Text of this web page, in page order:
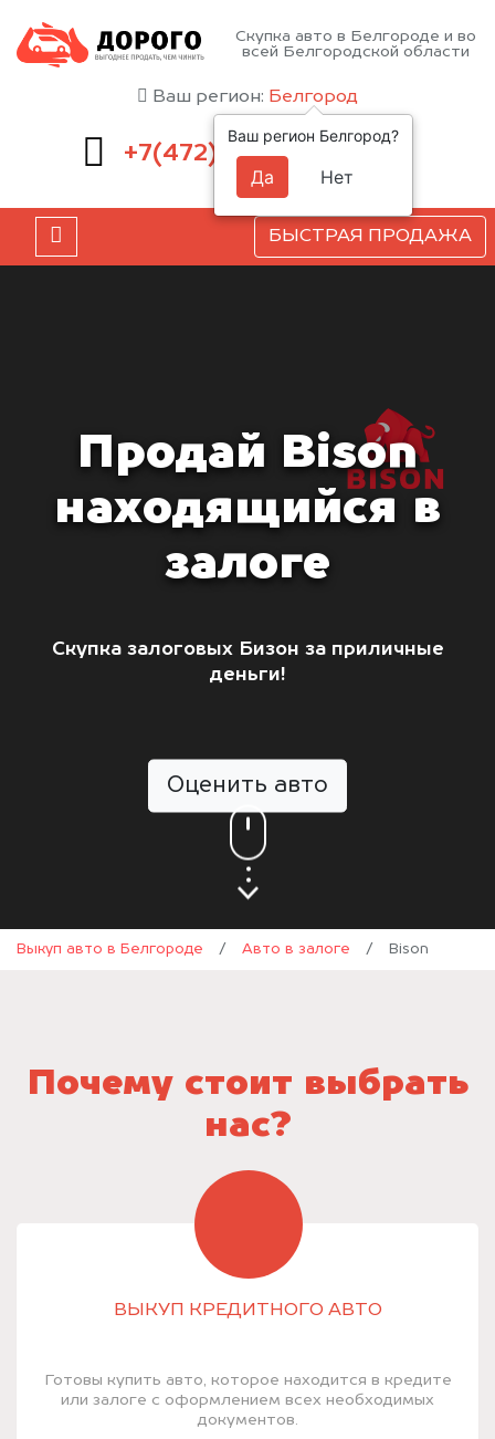
Скупка авто в Белгороде и во
всей Белгородской области
Ваш регион: Белгород
+7(472) 220-54-52
БЫСТРАЯ ПРОДАЖА
Продай Bison
находящийся в
залоге
Скупка залоговых Бизон за приличные
деньги!
Оценить авто
Выкуп авто в Белгороде / Авто в залоге / Bison
Почему стоит выбрать
нас?
ВЫКУП КРЕДИТНОГО АВТО
Готовы купить авто, которое находится в кредите
или залоге с оформлением всех необходимых
документов.
Ваш регион Белгород?
Да Нет